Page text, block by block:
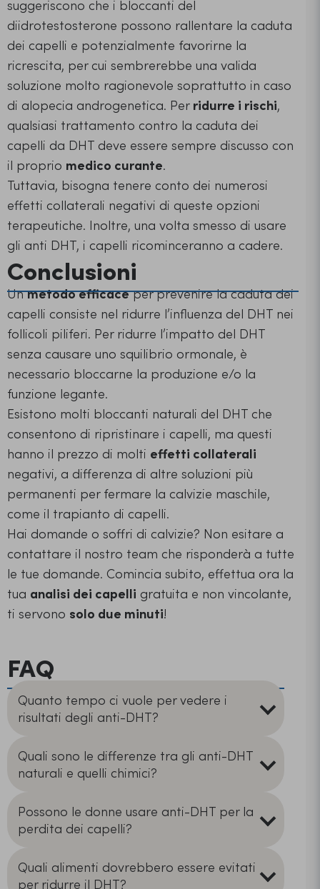
suggeriscono che i bloccanti del
diidrotestosterone possono rallentare la caduta
dei capelli e potenzialmente favorirne la
ricrescita, per cui sembrerebbe una valida
soluzione molto ragionevole soprattutto in caso
di alopecia androgenetica. Per ridurre i rischi,
qualsiasi trattamento contro la caduta dei
capelli da DHT deve essere sempre discusso con
il proprio medico curante.
Tuttavia, bisogna tenere conto dei numerosi
effetti collaterali negativi di queste opzioni
terapeutiche. Inoltre, una volta smesso di usare
gli anti DHT, i capelli ricominceranno a cadere.
Conclusioni
Unmetodo efficaceper prevenire la caduta dei
capelli consiste nel ridurre l’influenza del DHT nei
follicoli piliferi. Per ridurre l’impatto del DHT
senza causare uno squilibrio ormonale, è
necessario bloccarne la produzione e/o la
funzione legante.
Esistono molti bloccanti naturali del DHT che
consentono di ripristinare i capelli, ma questi
hanno il prezzo di molti effetti collaterali
negativi, a differenza di altre soluzioni più
permanenti per fermare la calvizie maschile,
come il trapianto di capelli.
Hai domande o soffri di calvizie? Non esitare a
contattare il nostro team che risponderà a tutte
le tue domande. Comincia subito, effettua ora la
tua analisi dei capelli gratuita e non vincolante,
ti servono solo due minuti!
FAQ
Quanto tempo ci vuole per vedere i
risultati degli anti-DHT?
Quali sono le differenze tra gli anti-DHT
naturali e quelli chimici?
Possono le donne usare anti-DHT per la
perdita dei capelli?
Quali alimenti dovrebbero essere evitati
per ridurre il DHT?